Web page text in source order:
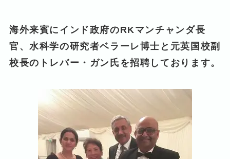
海外来賓にインド政府のRK マンチャンダ長
官、水科学の研究者ベラーレ博士と元英国校副
校長のトレバー・ガン氏を招聘しております。